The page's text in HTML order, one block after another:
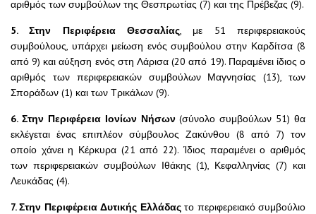
αριθμός των συμβούλων της Θεσπρωτίας (7) και της Πρέβεζας (9).
5. Στην Περιφέρεια Θεσσαλίας, με 51 περιφερειακούς
συμβούλους, υπάρχει μείωση ενός συμβούλου στην Καρδίτσα (8
από 9) και αύξηση ενός στη Λάρισα (20 από 19). Παραμένει ίδιος ο
αριθμός των περιφερειακών συμβούλων Μαγνησίας (13), των
Σποράδων (1) και των Τρικάλων (9).
6. Στην Περιφέρεια Ιονίων Νήσων(σύνολο συμβούλων 51) θα
εκλέγεται ένας επιπλέον σύμβουλος Ζακύνθου (8 από 7) τον
οποίο χάνει η Κέρκυρα (21 από 22). Ίδιος παραμένει ο αριθμός
των περιφερειακών συμβούλων Ιθάκης (1), Κεφαλληνίας (7) και
Λευκάδας (4).
7. Στην Περιφέρεια Δυτικής Ελλάδαςτο περιφερειακό συμβούλιο